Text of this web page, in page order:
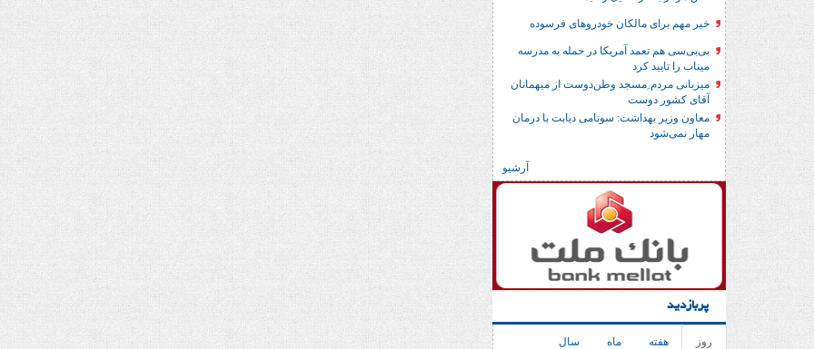
خبر مهم برای مالکان خودروهای فرسوده
بی‌بی‌سی هم تعمد آمریکا در حمله به مدرسه
میناب را تایید کرد
میزبانی مردم ِمسجد وطن‌دوست از میهمانان
آقای کشور دوست
معاون وزیر بهداشت: سونامی دیابت با درمان
مهار نمی‌شود
آرشیو
پربازدید
روز هفته ماه سال
خامنه ای